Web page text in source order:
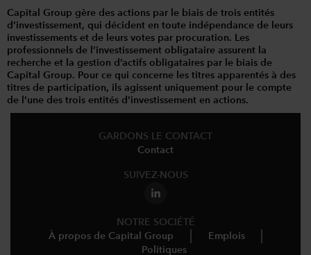
Capital Group gère des actions par le biais de trois entités
d’investissement, qui décident en toute indépendance de leurs
investissements et de leurs votes par procuration. Les
professionnels de l’investissement obligataire assurent la
recherche et la gestion d’actifs obligataires par le biais de
Capital Group. Pour ce qui concerne les titres apparentés à des
titres de participation, ils agissent uniquement pour le compte
de l’une des trois entités d’investissement en actions.
GARDONS LE CONTACT
Contact
SUIVEZ-NOUS
NOTRE SOCIÉTÉ
À propos de Capital Group
Emplois
Politiques